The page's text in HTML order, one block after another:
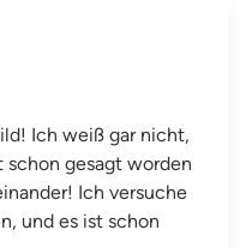
Ich weiß gar nicht,
schon gesagt worden
Ich versuche
und es ist schon